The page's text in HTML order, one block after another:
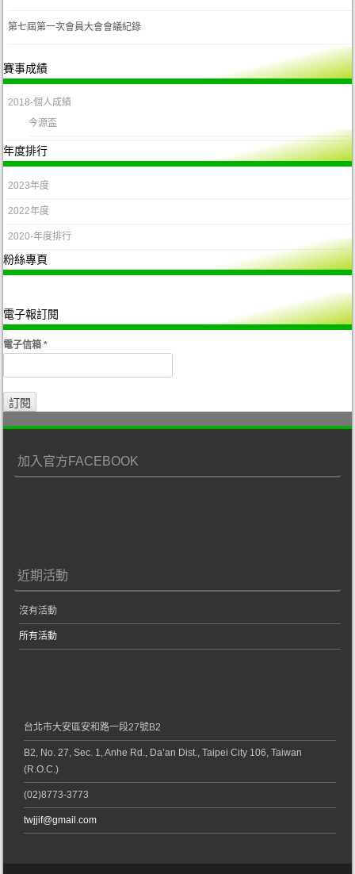
第七屆第一次會員大會會議紀錄
賽事成績
2018-個人成績
今源盃
年度排行
2023年度
2022年度
2020-年度排行
粉絲專頁
電子報訂閱
電子信箱*
加入官方FACEBOOK
近期活動
沒有活動
所有活動
台北市大安區安和路一段27號B2
B2, No. 27, Sec. 1, Anhe Rd., Da’an Dist., Taipei City 106, Taiwan
(R.O.C.)
(02)8773-3773
twjjif@gmail.com